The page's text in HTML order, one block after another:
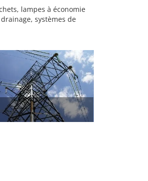
lampes à économie
systèmes de